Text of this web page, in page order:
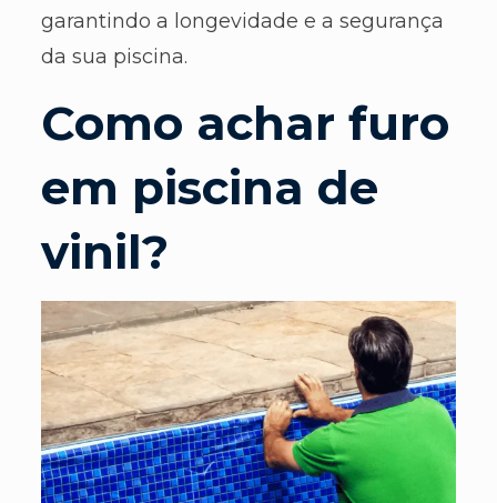
garantindo a longevidade e a segurança
da sua piscina.
Como achar furo
em piscina de
vinil?